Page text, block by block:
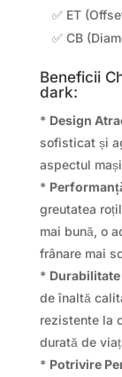
✅ ET
✅ CB
Beneficii
dark:
* Design
sofisticat și
aspectul
*
greutatea
mai bună, o
frânare mai
*
de înaltă
rezistente la
durată de
* Potrivire